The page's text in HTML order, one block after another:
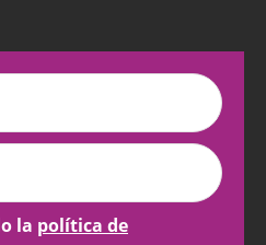
la política de